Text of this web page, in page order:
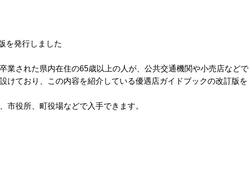
を発行しました
業された県内在住の65歳以上の人が、公共交通機関や小売店などで
けており、この内容を紹介している優遇店ガイドブックの改訂版を
市役所、町役場などで入手できます。